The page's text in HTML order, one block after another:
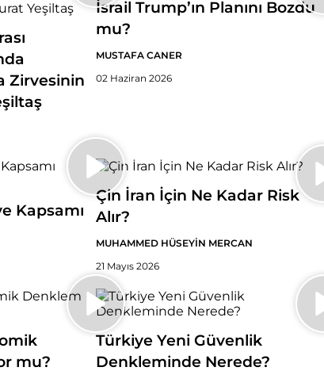
Zirvesinin
İsrail Trump’ın Planını Bozdu
mu?
MUSTAFA CANER
02 Haziran 2026
Kapsamı
Çin İran İçin Ne Kadar Risk
Alır?
MUHAMMED HÜSEYİN MERCAN
21 Mayıs 2026
mu?
Türkiye Yeni Güvenlik
Denkleminde Nerede?